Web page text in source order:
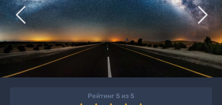
 
Рейтинг 5 из 5